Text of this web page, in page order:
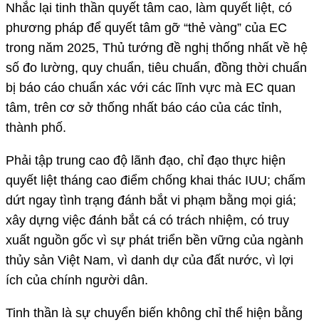
Nhắc lại tinh thần quyết tâm cao, làm quyết liệt, có
phương pháp để quyết tâm gỡ “thẻ vàng” của EC
trong năm 2025, Thủ tướng đề nghị thống nhất về hệ
số đo lường, quy chuẩn, tiêu chuẩn, đồng thời chuẩn
bị báo cáo chuẩn xác với các lĩnh vực mà EC quan
tâm, trên cơ sở thống nhất báo cáo của các tỉnh,
thành phố.
Phải tập trung cao độ lãnh đạo, chỉ đạo thực hiện
quyết liệt tháng cao điểm chống khai thác IUU; chấm
dứt ngay tình trạng đánh bắt vi phạm bằng mọi giá;
xây dựng việc đánh bắt cá có trách nhiệm, có truy
xuất nguồn gốc vì sự phát triển bền vững của ngành
thủy sản Việt Nam, vì danh dự của đất nước, vì lợi
ích của chính người dân.
Tinh thần là sự chuyển biến không chỉ thể hiện bằng